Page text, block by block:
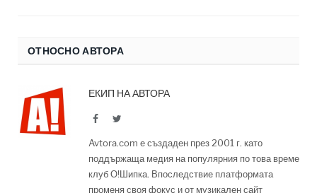
ОТНОСНО АВТОРА
ЕКИП НА АВТОРА
FacebookTwitter
Avtora.com е създаден през 2001 г. като
поддържаща медия на популярния по това време
клуб О!Шипка. Впоследствие платформата
променя своя фокус и от музикален сайт